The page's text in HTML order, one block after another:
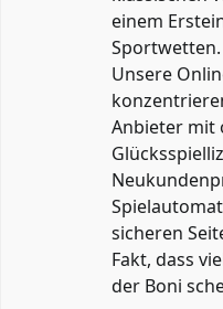
einem
Sportwetten.
Unsere
Anbieter mit
sicheren
Fakt, dass
der Boni